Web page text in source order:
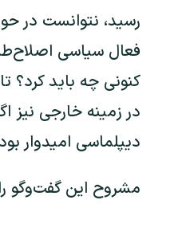
رسید، نتوانست در
فعال سیاسی
کنونی چه باید کرد؟
در زمینه خارجی نیز
دیپلماسی امیدوار
مشروح این گفت‌وگو